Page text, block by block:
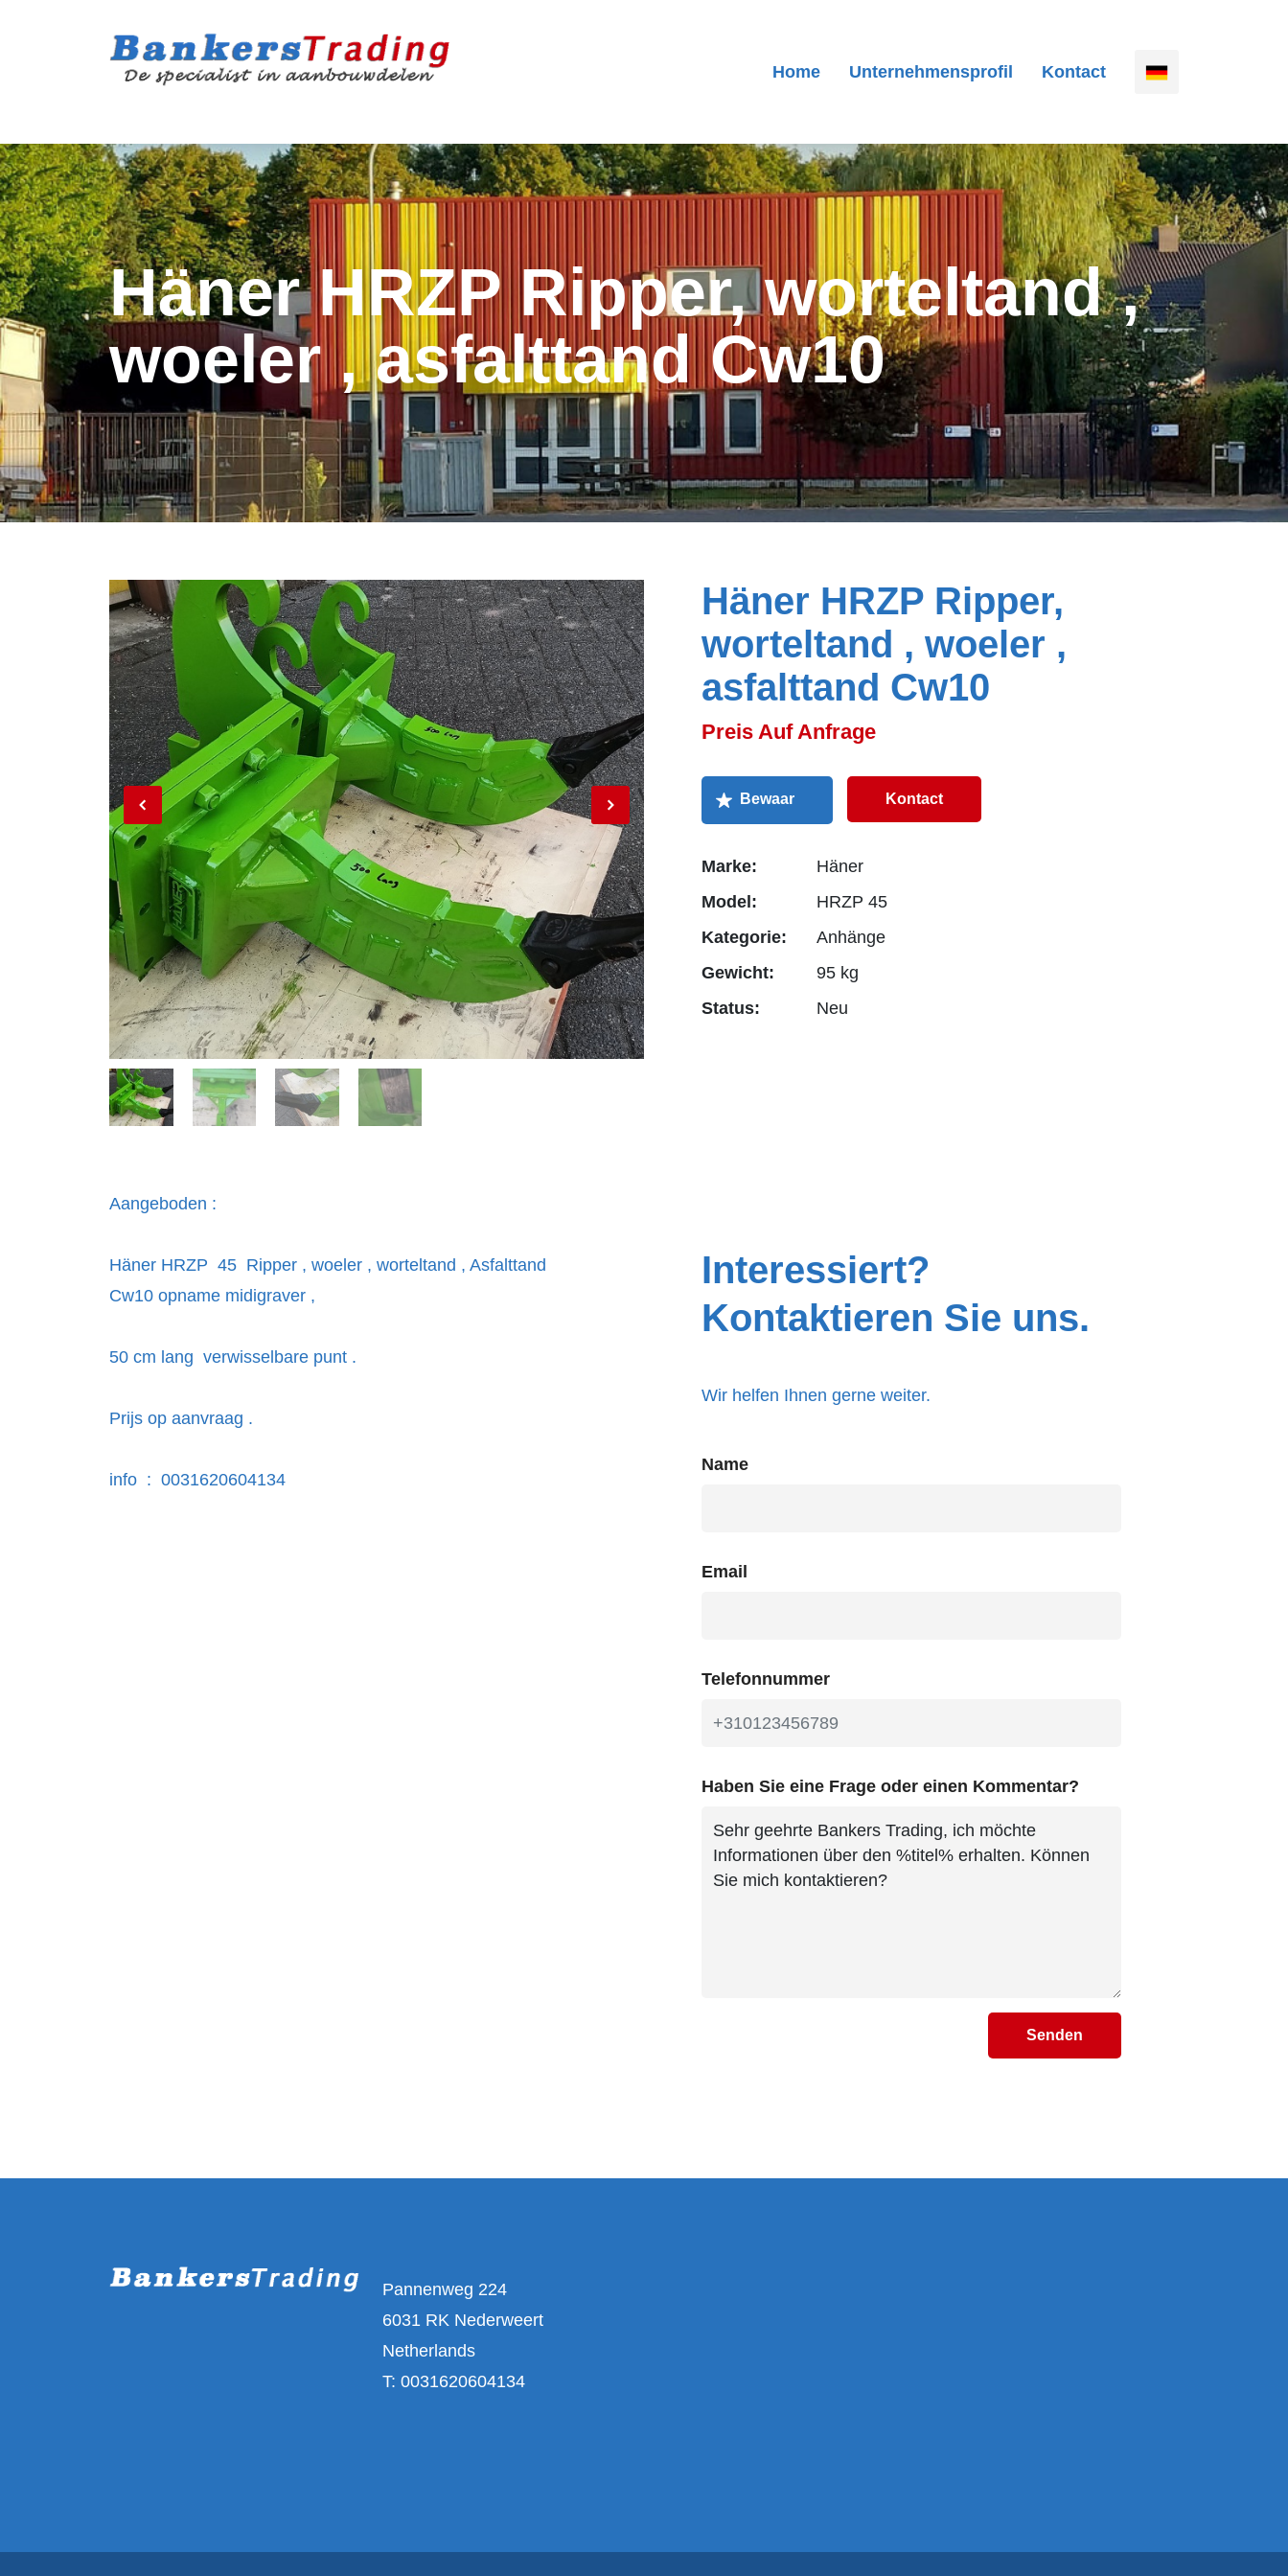
Home Unternehmensprofil Kontact
Häner HRZP Ripper, worteltand ,
woeler , asfalttand Cw10
Häner HRZP Ripper,
worteltand , woeler ,
asfalttand Cw10
Preis Auf Anfrage
Kontact
Marke:
Häner
Model:
HRZP 45
Kategorie:
Anhänge
Gewicht:
95 kg
Status:
Neu
Aangeboden :
Häner HRZP 45 Ripper , woeler , worteltand , Asfalttand
Cw10 opname midigraver ,
50 cm lang verwisselbare punt .
Prijs op aanvraag .
info : 0031620604134
Interessiert?
Kontaktieren Sie uns.
Wir helfen Ihnen gerne weiter.
Name
Email
Telefonnummer
Haben Sie eine Frage oder einen Kommentar?
Senden
Pannenweg 224
6031 RK Nederweert
Netherlands
T: 0031620604134